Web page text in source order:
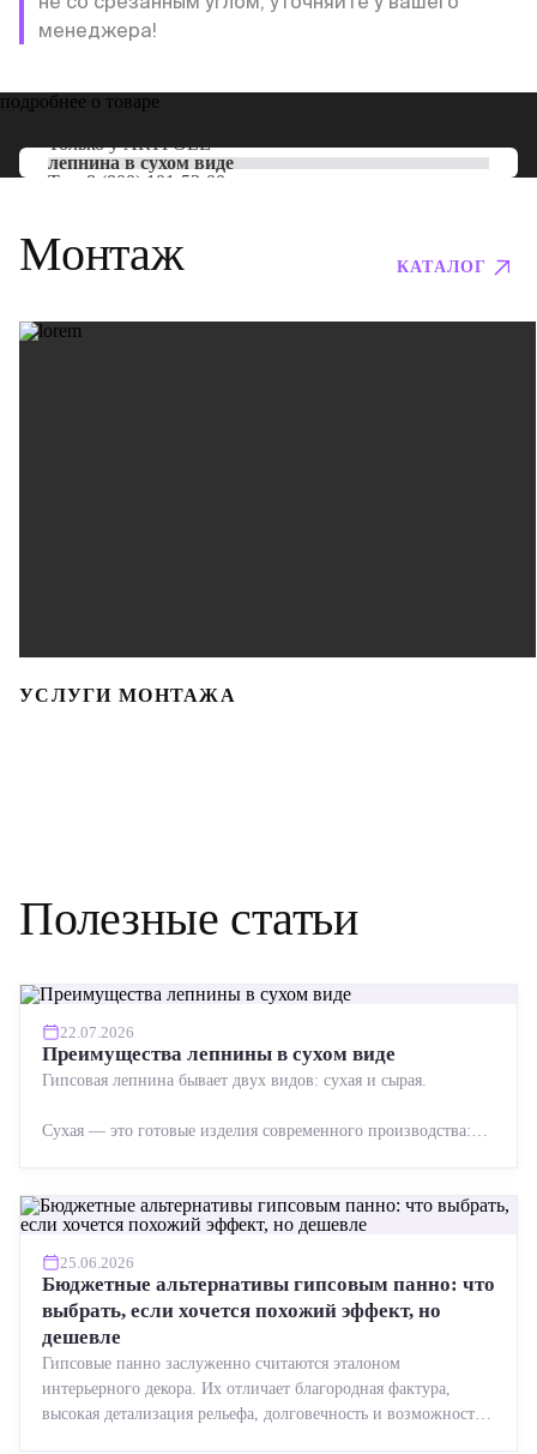
менеджера!
подробнее о товаре
Только уARTPOLE
лепнина в сухом виде
Тел: 8 (800) 101-53-00
Монтаж КАТАЛОГ
УСЛУГИ МОНТАЖА
Полезные статьи
22.07.2026
Преимущества лепнины в сухом виде
Гипсовая лепнина бывает двух видов: сухая и сырая.
Сухая — это готовые изделия современного производства:
25.06.2026
Бюджетные альтернативы гипсовым панно: что
выбрать, если хочется похожий эффект, но
дешевле
Гипсовые панно заслуженно считаются эталоном
интерьерного декора. Их отличает благородная фактура,
высокая детализация рельефа, долговечность и возможность